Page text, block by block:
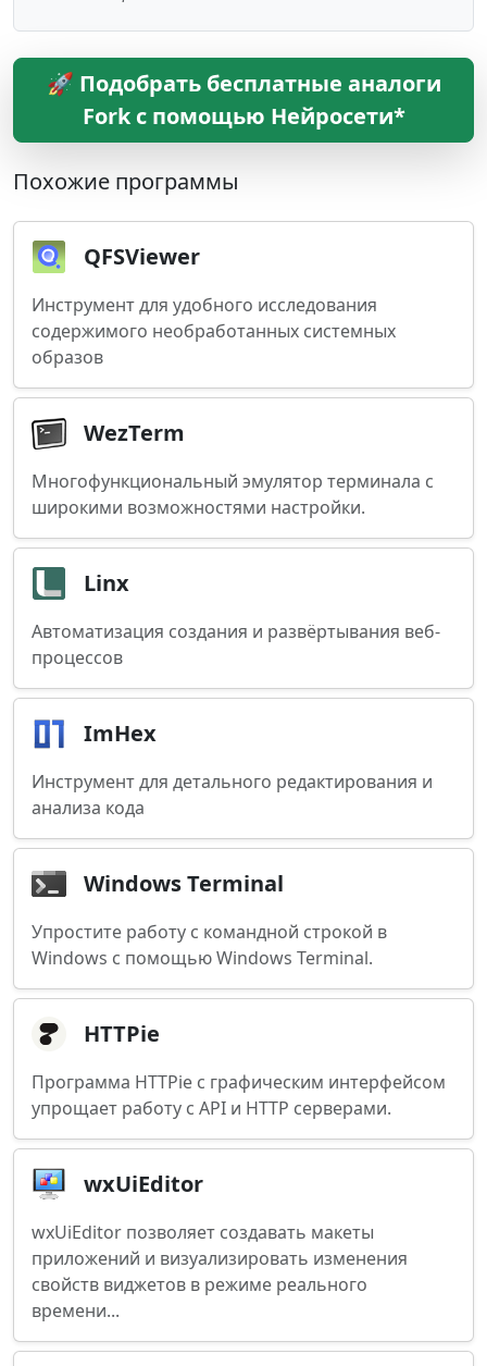
🚀 Подобрать бесплатные аналоги
Fork с помощью Нейросети*
Похожие программы
QFSViewer
Инструмент для удобного исследования
содержимого необработанных системных
образов
WezTerm
Многофункциональный эмулятор терминала с
широкими возможностями настройки.
Linx
Автоматизация создания и развёртывания веб-
процессов
ImHex
Инструмент для детального редактирования и
анализа кода
Windows Terminal
Упростите работу с командной строкой в
Windows с помощью Windows Terminal.
HTTPie
Программа HTTPie с графическим интерфейсом
упрощает работу с API и HTTP серверами.
wxUiEditor
wxUiEditor позволяет создавать макеты
приложений и визуализировать изменения
свойств виджетов в режиме реального
времени...